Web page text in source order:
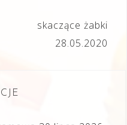
skaczące żabki
28.05.2020